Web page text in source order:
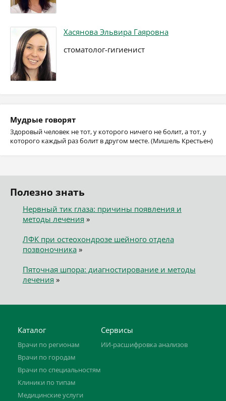
Хасянова Эльвира Гаяровна
стоматолог-гигиенист
Мудрые говорят
Здоровый человек не тот, у которого ничего не болит, а тот, у
которого каждый раз болит в другом месте. (Мишель Крестьен)
Полезно знать
Нервный тик глаза: причины появления и
методы лечения »
ЛФК при остеохондрозе шейного отдела
позвоночника»
Пяточная шпора: диагностирование и методы
лечения »
Каталог
Врачи по регионам
Врачи по городам
Врачи по специальностям
Клиники по типам
Медицинские услуги
Сервисы
ИИ-расшифровка анализов